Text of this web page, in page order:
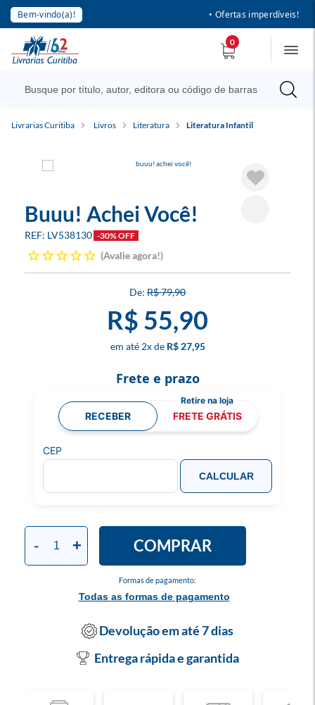
Bem-vindo(a)! • Ofertas imperdíveis!
0
Livrarias Curitiba Livros Literatura Literatura Infantil
Buuu! Achei Você!
LV538130 -30% OFF
Avalie agora!
R$ 79,90
R$ 55,90
2x R$ 27,95
Formas de pagamento:
Todas as formas de pagamento
- + COMPRAR
Frete e prazo
RECEBER FRETE GRÁTIS
CEP
CALCULAR
Devolução em até 7 dias
Entrega rápida e garantida